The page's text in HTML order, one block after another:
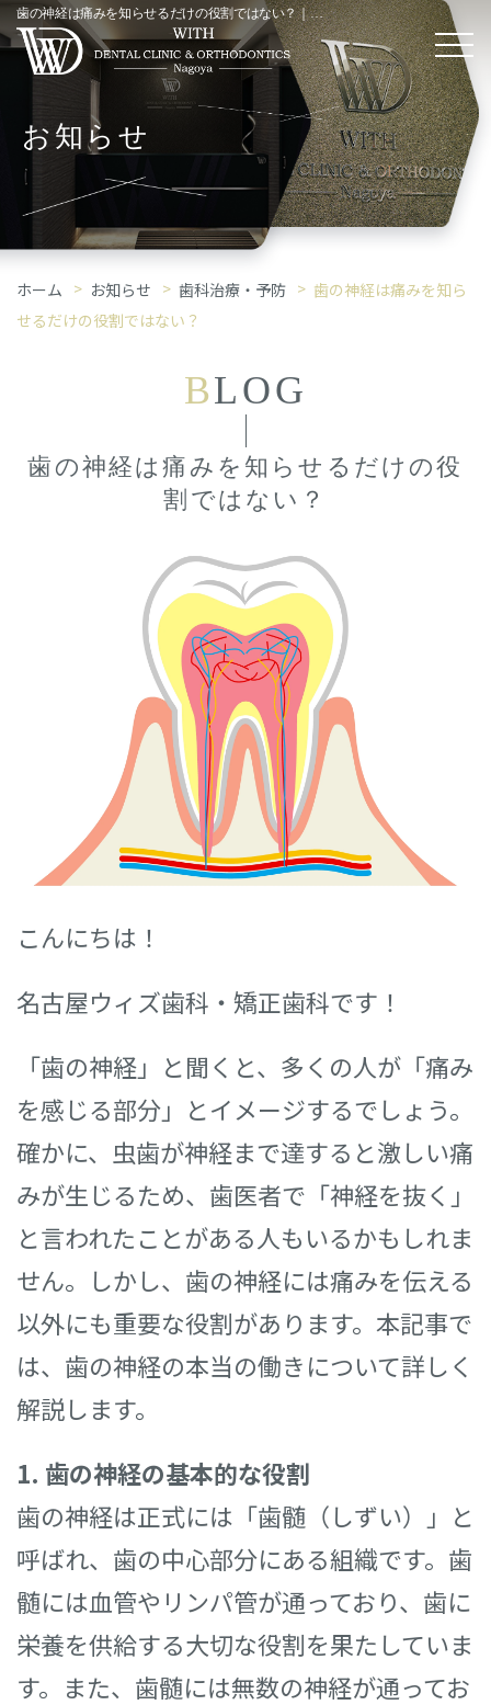
歯の神経は痛みを知らせるだけの役割ではない？｜「歯科治療・予防」コラム
お知らせ
ホーム お知らせ 歯科治療・予防
歯の神経は痛みを知ら
せるだけの役割ではない？
BLOG
歯の神経は痛みを知らせるだけの役
割ではない？
こんにちは！
名古屋ウィズ歯科・矯正歯科です！
「歯の神経」と聞くと、多くの人が「痛み
を感じる部分」とイメージするでしょう。
確かに、虫歯が神経まで達すると激しい痛
みが生じるため、歯医者で「神経を抜く」
と言われたことがある人もいるかもしれま
せん。しかし、歯の神経には痛みを伝える
以外にも重要な役割があります。本記事で
は、歯の神経の本当の働きについて詳しく
解説します。
1. 歯の神経の基本的な役割
歯の神経は正式には「歯髄（しずい）」と
呼ばれ、歯の中心部分にある組織です。歯
髄には血管やリンパ管が通っており、歯に
栄養を供給する大切な役割を果たしていま
す。また、歯髄には無数の神経が通ってお